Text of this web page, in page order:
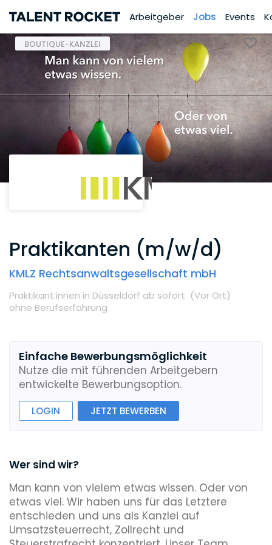
Arbeitgeber Jobs Events
BOUTIQUE-KANZLEI
Praktikanten (m/w/d)
KMLZ Rechtsanwaltsgesellschaft mbH
Praktikant:innen in Düsseldorf ab sofort (Vor Ort)
ohne Berufserfahrung
Einfache Bewerbungsmöglichkeit
Nutze die mit führenden Arbeitgebern
entwickelte Bewerbungsoption.
LOGIN JETZT BEWERBEN
Wer sind wir?
Man kann von vielem etwas wissen. Oder von
etwas viel. Wir haben uns für das Letztere
entschieden und uns als Kanzlei auf
Umsatzsteuerrecht, Zollrecht und